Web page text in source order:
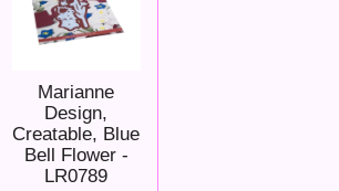
Marianne
Design,
Creatable, Blue
Bell Flower -
LR0789